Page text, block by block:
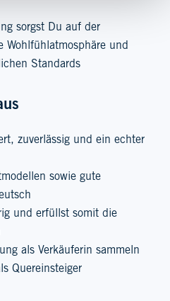
sorgst Du auf der
Wohlfühlatmosphäre und
Standards
zuverlässig und ein echter
sowie gute
und erfüllst somit die
als Verkäuferin sammeln
Quereinsteiger